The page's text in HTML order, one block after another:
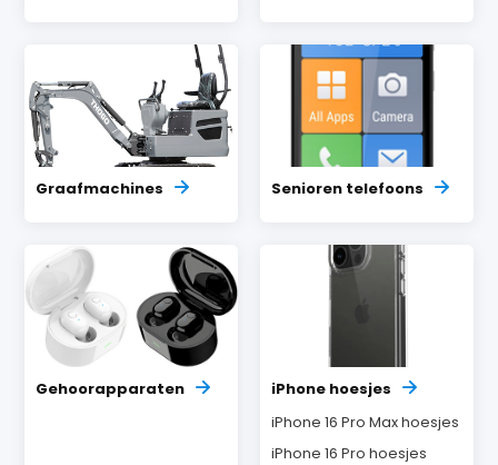
Graafmachines Senioren telefoons
Gehoorapparaten
iPhone hoesjes
iPhone 16 Pro Max hoesjes
iPhone 16 Pro hoesjes